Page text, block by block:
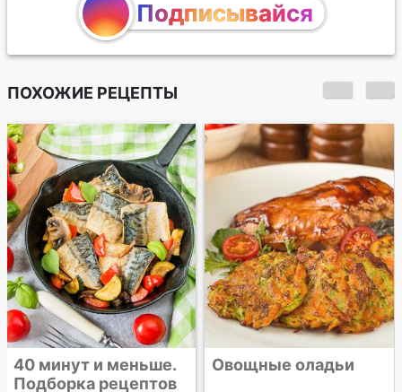
Подписывайся
ПОХОЖИЕ РЕЦЕПТЫ
40 минут и меньше.
Подборка рецептов
Овощные оладьи